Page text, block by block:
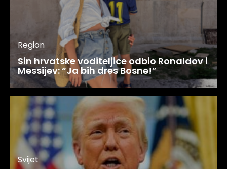
Region
Sin hrvatske voditeljice odbio Ronaldov i
Messijev: “Ja bih dres Bosne!”
Svijet